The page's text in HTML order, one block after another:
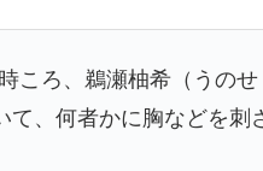
ころ、鵜瀬柚希（うの
、何者かに胸などを刺